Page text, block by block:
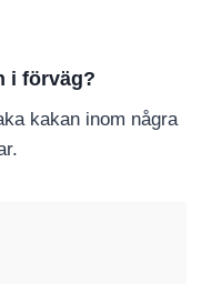
i förväg?
kakan inom några